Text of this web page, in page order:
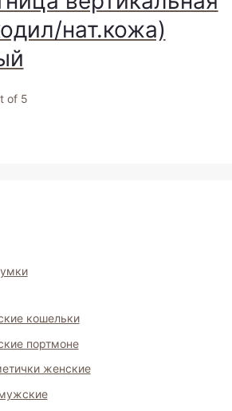
кошельки
портмоне
женские
нат.кожа)
of 5